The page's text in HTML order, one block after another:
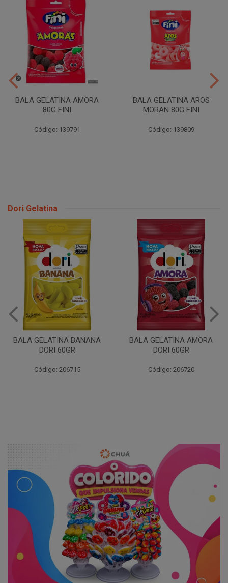
BALA GELATINA AMORA
80G FINI
Código: 139791
BALA GELATINA AROS
MORAN 80G FINI
Código: 139809
Dori Gelatina
BALA GELATINA BANANA
DORI 60GR
Código: 206715
BALA GELATINA AMORA
DORI 60GR
Código: 206720